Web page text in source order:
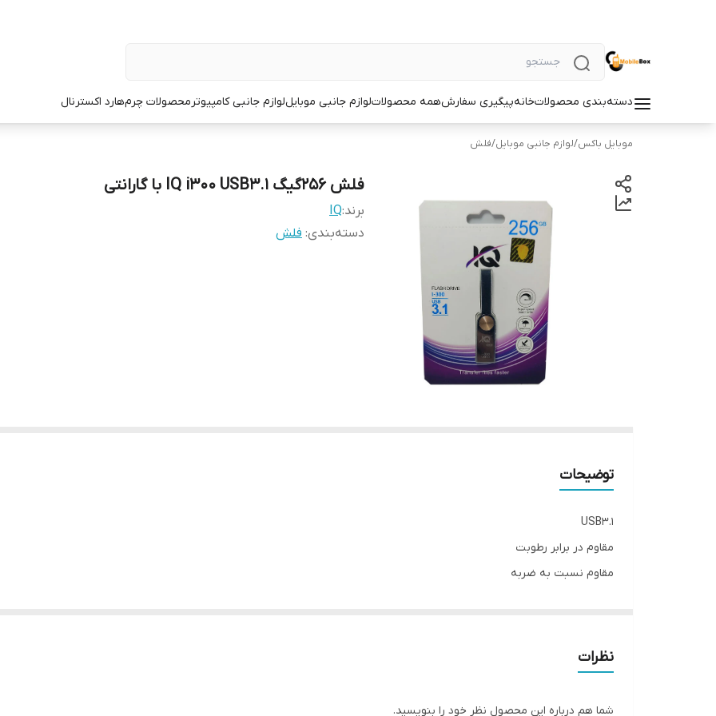
دسته‌بندی محصولاتخانهپیگیری سفارشهمه محصولاتلوازم جانبی موبایللوازم جانبی کامپیوترمحصولات چرمهارد اکسترنال
موبایل باکس/لوازم جانبی موبایل/فلش
فلش 256گیگ 1.IQ i300 USB3 با گارانتی
برند:IQ
دسته‌بندی: فلش
توضیحات
USB3.1
مقاوم در برابر رطوبت
مقاوم نسبت به ضربه
نظرات
شما هم درباره این محصول نظر خود را بنویسید.